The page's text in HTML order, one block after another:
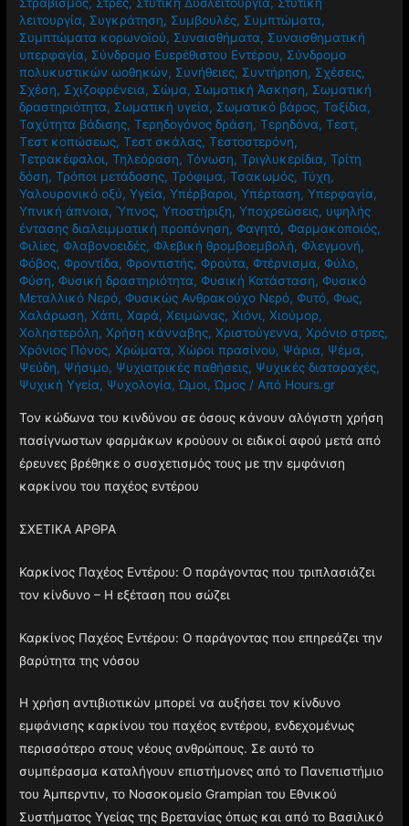
Στραβισμός, Στρες, Στυτική Δυσλειτουργία, Στυτική
λειτουργία, Συγκράτηση, Συμβουλές, Συμπτώματα,
Συμπτώματα κορωνοϊού, Συναισθήματα, Συναισθηματική
υπερφαγία, Σύνδρομο Ευερέθιστου Εντέρου, Σύνδρομο
πολυκυστικών ωοθηκών, Συνήθειες, Συντήρηση, Σχέσεις,
Σχέση, Σχιζοφρένεια, Σώμα, Σωματική Άσκηση, Σωματική
δραστηριότητα, Σωματική υγεία, Σωματικό βάρος,Ταξίδια,
Ταχύτητα βάδισης,Τερηδογόνος δράση,Τερηδόνα,Τεστ,
Τεστ κοπώσεως,Τεστ σκάλας,Τεστοστερόνη,
Τετρακέφαλοι,Τηλεόραση,Τόνωση,Τριγλυκερίδια,Τρίτη
δόση,Τρόποι μετάδοσης,Τρόφιμα,Τσακωμός,Τύχη,
Υαλουρονικό οξύ,Υγεία,Υπέρβαροι,Υπέρταση,Υπερφαγία,
Υπνική άπνοια,Ύπνος,Υποστήριξη,Υποχρεώσεις, υψηλής
έντασης διαλειμματική προπόνηση,Φαγητό,Φαρμακοποιός,
Φιλίες,Φλαβονοειδές,Φλεβική θρομβοεμβολή,Φλεγμονή,
Φόβος,Φροντίδα,Φροντιστής,Φρούτα,Φτέρνισμα,Φύλο,
Φύση,Φυσική δραστηριότητα,Φυσική Κατάσταση,Φυσικό
Μεταλλικό Νερό,Φυσικώς Ανθρακούχο Νερό,Φυτό,Φως,
Χαλάρωση,Χάπι,Χαρά,Χειμώνας,Χιόνι,Χιούμορ,
Χοληστερόλη,Χρήση κάνναβης,Χριστούγεννα,Χρόνιο στρες,
Χρόνιος Πόνος,Χρώματα,Χώροι πρασίνου, Ψάρια, Ψέμα,
Ψεύδη, Ψήσιμο, Ψυχιατρικές παθήσεις, Ψυχικές διαταραχές,
Ψυχική Υγεία, Ψυχολογία,Ώμοι,Ώμος / Από Hours.gr
Τον κώδωνα του κινδύνου σε όσους κάνουν αλόγιστη χρήση
πασίγνωστων φαρμάκων κρούουν οι ειδικοί αφού μετά από
έρευνες βρέθηκε ο συσχετισμός τους με την εμφάνιση
καρκίνου του παχέος εντέρου
ΣΧΕΤΙΚΑ ΑΡΘΡΑ
Καρκίνος Παχέος Εντέρου: Ο παράγοντας που τριπλασιάζει
τον κίνδυνο – Η εξέταση που σώζει
Καρκίνος Παχέος Εντέρου: Ο παράγοντας που επηρεάζει την
βαρύτητα της νόσου
Η χρήση αντιβιοτικών μπορεί να αυξήσει τον κίνδυνο
εμφάνισης καρκίνου του παχέος εντέρου, ενδεχομένως
περισσότερο στους νέους ανθρώπους. Σε αυτό το
συμπέρασμα καταλήγουν επιστήμονες από το Πανεπιστήμιο
του Άμπερντιν, το Νοσοκομείο Grampian του Εθνικού
Συστήματος Υγείας της Βρετανίας όπως και από το Βασιλικό